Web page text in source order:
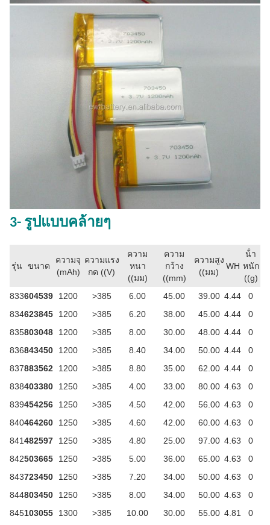
3- รูปแบบคล้ายๆ
รุ่น ขนาด
ความจุ
(mAh)
ความแรง
กด ((V)
ความ
หนา
((มม)
ความ
กว้าง
((mm)
ความสูง
((มม)
WH
น้ํา
หนัก
((g)
833604539 1200 >385 6.00 45.00 39.00 4.44
0
834623845 1200 >385 6.20 38.00 45.00 4.44
0
835803048 1200 >385 8.00 30.00 48.00 4.44
0
836843450 1200 >385 8.40 34.00 50.00 4.44
0
837883562 1200 >385 8.80 35.00 62.00 4.44
0
838403380 1250 >385 4.00 33.00 80.00 4.63
0
839454256 1250 >385 4.50 42.00 56.00 4.63
0
840464260 1250 >385 4.60 42.00 60.00 4.63
0
841482597 1250 >385 4.80 25.00 97.00 4.63
0
842503665 1250 >385 5.00 36.00 65.00 4.63
0
843723450 1250 >385 7.20 34.00 50.00 4.63
0
844803450 1250 >385 8.00 34.00 50.00 4.63
0
845103055 1300 >385 10.00 30.00 55.00 4.81
0